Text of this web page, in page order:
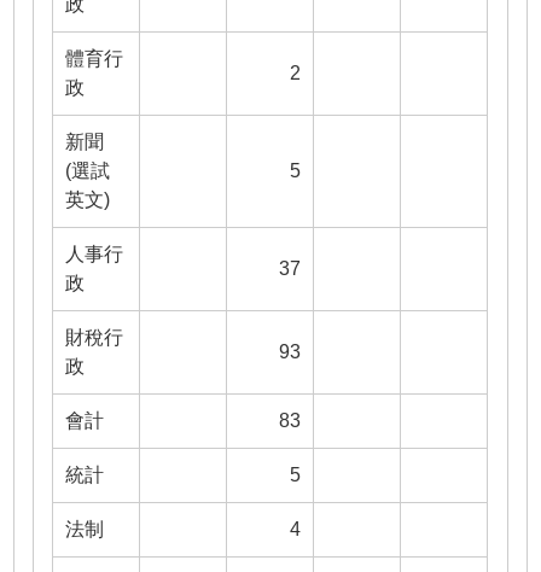
政
體育行
政
2
新聞
(選試
英文)
5
人事行
政
37
財稅行
政
93
會計 83
統計 5
法制 4